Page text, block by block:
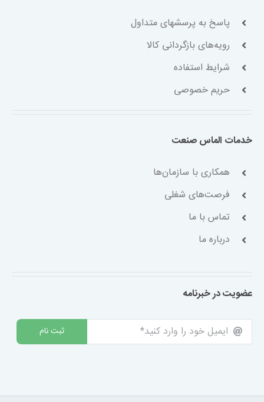
پاسخ به پرسشهای متداول
رویه‌های بازگردانی کالا
شرایط استفاده
حریم خصوصی
خدمات الماس صنعت
همکاری با سازمان‌ها
فرصت‌های شغلی
تماس با ما
درباره ما
عضویت در خبرنامه
ثبت نام